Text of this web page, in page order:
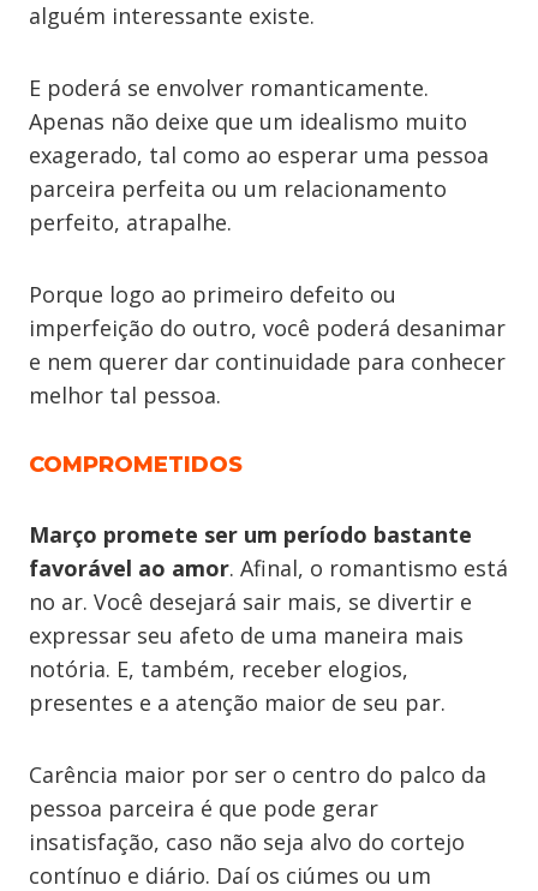
alguém interessante existe.
E poderá se envolver romanticamente.
Apenas não deixe que um idealismo muito
exagerado, tal como ao esperar uma pessoa
parceira perfeita ou um relacionamento
perfeito, atrapalhe.
Porque logo ao primeiro defeito ou
imperfeição do outro, você poderá desanimar
e nem querer dar continuidade para conhecer
melhor tal pessoa.
COMPROMETIDOS
Março promete ser um período bastante
favorável ao amor. Afinal, o romantismo está
no ar. Você desejará sair mais, se divertir e
expressar seu afeto de uma maneira mais
notória. E, também, receber elogios,
presentes e a atenção maior de seu par.
Carência maior por ser o centro do palco da
pessoa parceira é que pode gerar
insatisfação, caso não seja alvo do cortejo
contínuo e diário. Daí os ciúmes ou um